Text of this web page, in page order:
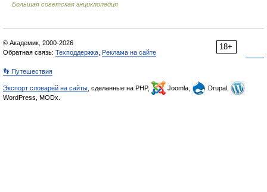
Большая советская энциклопедия
18+
© Академик, 2000-2026
Обратная связь: Техподдержка Реклама на сайте
👣 Путешествия
Экспорт словарей на сайты , сделанные на PHP, Joomla,
Drupal,
WordPress, MODx.